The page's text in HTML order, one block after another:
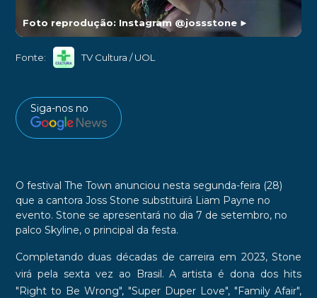
Foto reprodução: Instagram @jossstone►
Fonte: TV Cultura / UOL
Siga-nos no
O festival The Town anunciou nesta segunda-feira (28)
que a cantora Joss Stone substituirá Liam Payne no
evento. Stone se apresentará no dia 7 de setembro, no
palco Skyline, o principal da festa.
Completando duas décadas de carreira em 2023, Stone
virá pela sexta vez ao Brasil. A artista é dona dos hits
"Right to Be Wrong", "Super Duper Love", "Family Afair",